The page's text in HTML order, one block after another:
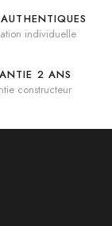
individuelle
2 ANS
constructeur